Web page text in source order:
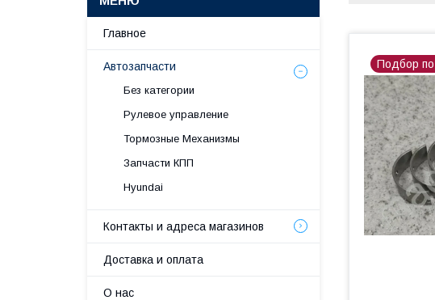
Подбор
Главное
Автозапчасти
Без категории
Рулевое управление
Тормозные Механизмы
Запчасти КПП
Hyundai
Контакты и адреса магазинов
Доставка и оплата
О нас